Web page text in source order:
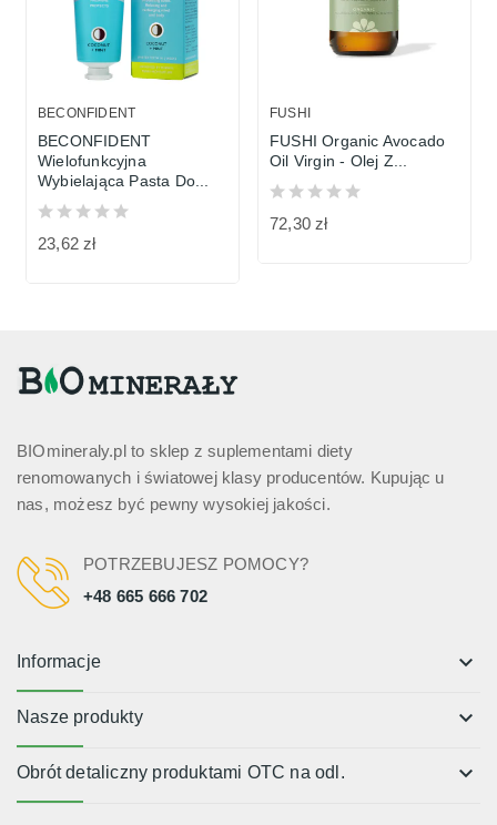
BECONFIDENT
BECONFIDENT
Wielofunkcyjna
Wybielająca Pasta Do...
23,62 zł
FUSHI
FUSHI Organic Avocado
Oil Virgin - Olej Z...
72,30 zł
BIOmineraly.pl to sklep z suplementami diety
renomowanych i światowej klasy producentów. Kupując u
nas, możesz być pewny wysokiej jakości.
POTRZEBUJESZ POMOCY?
+48 665 666 702
Informacje keyboard_arrow_down
Nasze produkty keyboard_arrow_down
Obrót detaliczny produktami OTC na odl. keyboard_arrow_down